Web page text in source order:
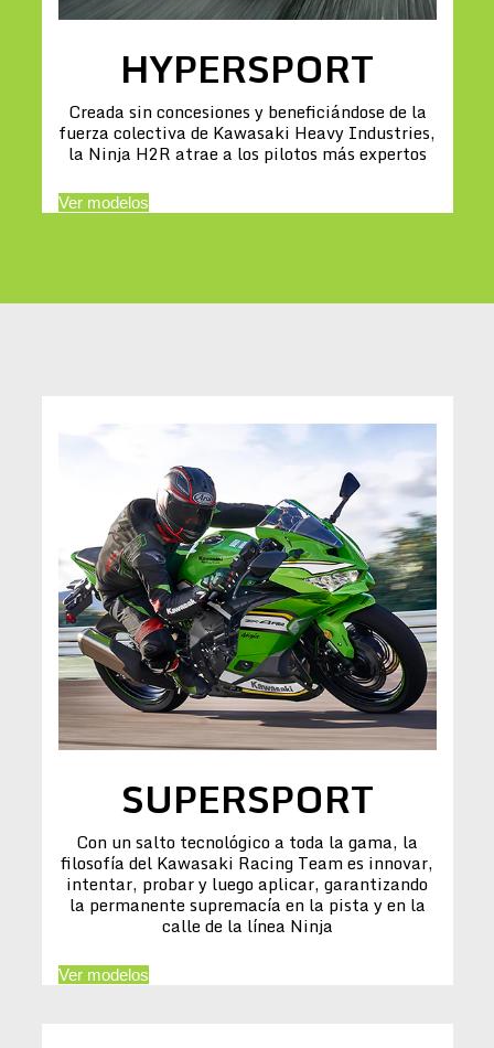
HYPERSPORT
Creada sin concesiones y beneficiándose de la
fuerza colectiva de Kawasaki Heavy Industries,
la Ninja H2R atrae a los pilotos más expertos
Ver modelos
SUPERSPORT
Con un salto tecnológico a toda la gama, la
filosofía del Kawasaki Racing Team es innovar,
intentar, probar y luego aplicar, garantizando
la permanente supremacía en la pista y en la
calle de la línea Ninja
Ver modelos